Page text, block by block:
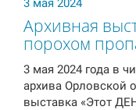
3 мая 2024
Архивная
порохом
3 мая 2024 года в
архива Орловской
выставка «Этот